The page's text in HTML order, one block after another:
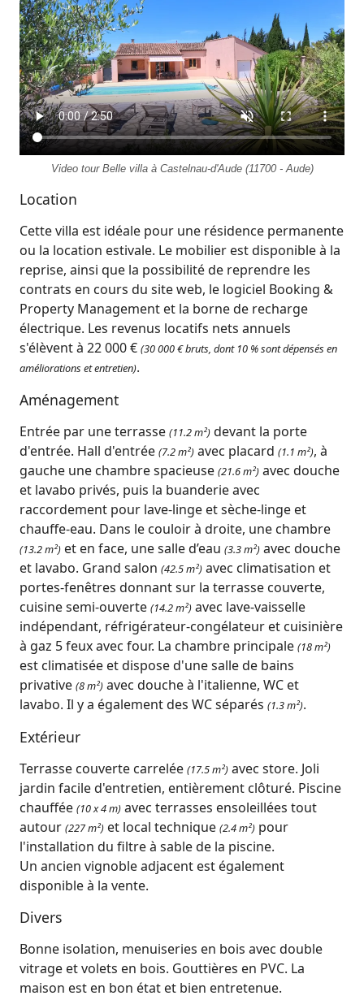
Video tour Belle villa à Castelnau-d'Aude (11700 - Aude)
Location
Cette villa est idéale pour une résidence permanente
ou la location estivale. Le mobilier est disponible à la
reprise, ainsi que la possibilité de reprendre les
contrats en cours du site web, le logiciel Booking &
Property Management et la borne de recharge
électrique. Les revenus locatifs nets annuels
s'élèvent à 22 000 € (30 000 € bruts, dont 10 % sont dépensés en
améliorations et entretien).
Aménagement
Entrée par une terrasse (11.2 m²) devant la porte
d'entrée. Hall d'entrée (7.2 m²) avec placard (1.1 m²), à
gauche une chambre spacieuse (21.6 m²) avec douche
et lavabo privés, puis la buanderie avec
raccordement pour lave-linge et sèche-linge et
chauffe-eau. Dans le couloir à droite, une chambre
(13.2 m²) et en face, une salle d’eau (3.3 m²) avec douche
et lavabo. Grand salon (42.5 m²) avec climatisation et
portes-fenêtres donnant sur la terrasse couverte,
cuisine semi-ouverte (14.2 m²) avec lave-vaisselle
indépendant, réfrigérateur-congélateur et cuisinière
à gaz 5 feux avec four. La chambre principale (18 m²)
est climatisée et dispose d'une salle de bains
privative (8 m²) avec douche à l'italienne, WC et
lavabo. Il y a également des WC séparés (1.3 m²).
Extérieur
Terrasse couverte carrelée (17.5 m²) avec store. Joli
jardin facile d'entretien, entièrement clôturé. Piscine
chauffée (10 x 4 m) avec terrasses ensoleillées tout
autour (227 m²) et local technique (2.4 m²) pour
l'installation du filtre à sable de la piscine.
Un ancien vignoble adjacent est également
disponible à la vente.
Divers
Bonne isolation, menuiseries en bois avec double
vitrage et volets en bois. Gouttières en PVC. La
maison est en bon état et bien entretenue.